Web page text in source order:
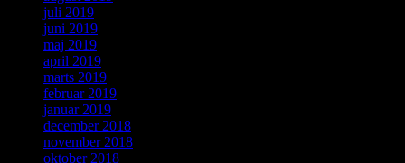
juli 2019
juni 2019
maj 2019
april 2019
marts 2019
februar 2019
januar 2019
december 2018
november 2018
oktober 2018